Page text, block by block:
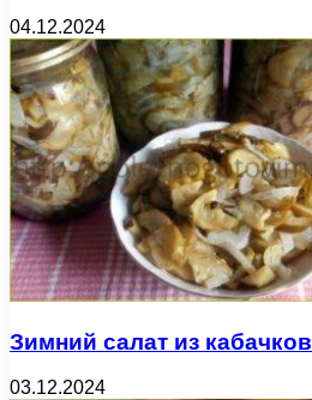
04.12.2024
Зимний салат из кабачков
03.12.2024